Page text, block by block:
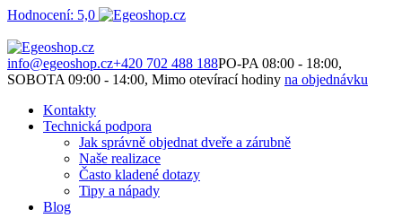
Hodnocení: 5,0
info@egeoshop.cz+420 702 488 188PO-PA 08:00 - 18:00,
SOBOTA 09:00 - 14:00, Mimo otevírací hodiny na objednávku
Kontakty
Technická podpora
Jak správně objednat dveře a zárubně
Naše realizace
Často kladené dotazy
Tipy a nápady
Blog